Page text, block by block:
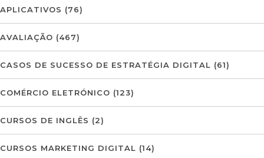
APLICATIVOS (76)
AVALIAÇÃO (467)
CASOS DE SUCESSO DE ESTRATÉGIA DIGITAL (61)
COMÉRCIO ELETRÓNICO (123)
CURSOS DE INGLÊS (2)
CURSOS MARKETING DIGITAL (14)